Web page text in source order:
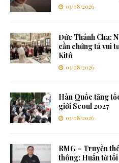
03/08/2026
Đức Thánh Cha:
cần chứng tá vui
Kitô
03/08/2026
Hàn Quốc tăng
giới Seoul 2027
03/08/2026
RMG – Truyền
thông: Huấn từ